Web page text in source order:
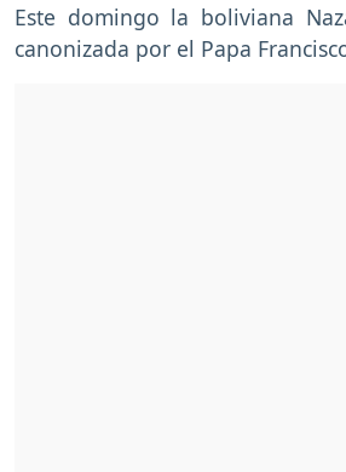
Este domingo la boliviana
canonizada por el Papa